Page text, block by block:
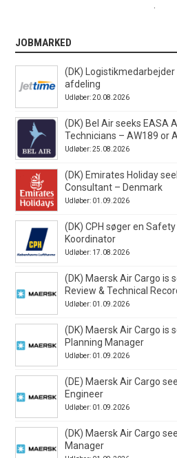
JOBMARKED
(DK)
afdeling
Udløber: 20.08.2026
(DK) Bel Air seeks EASA
Technicians – AW189 or
Udløber: 25.08.2026
(DK) Emirates Holiday
Consultant – Denmark
Udløber: 01.09.2026
(DK) CPH søger en
Koordinator
Udløber: 17.08.2026
(DK) Maersk Air Cargo is
Review & Technical
Udløber: 01.09.2026
(DK) Maersk Air Cargo is
Planning Manager
Udløber: 01.09.2026
(DE) Maersk Air Cargo
Engineer
Udløber: 01.09.2026
(DK) Maersk Air Cargo
Manager